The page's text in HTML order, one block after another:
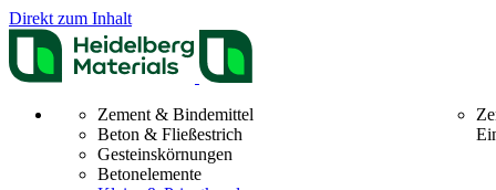
Direkt zum Inhalt
Zement & Bindemittel
Beton & Fließestrich
Gesteinskörnungen
Betonelemente